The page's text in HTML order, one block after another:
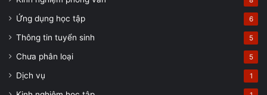
Ứng dụng học tập 6
Thông tin tuyển sinh 5
Chưa phân loại 5
Dịch vụ 1